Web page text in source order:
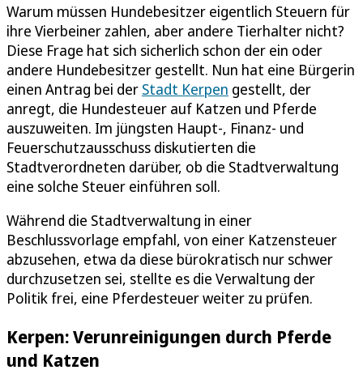
Warum müssen Hundebesitzer eigentlich Steuern für
ihre Vierbeiner zahlen, aber andere Tierhalter nicht?
Diese Frage hat sich sicherlich schon der ein oder
andere Hundebesitzer gestellt. Nun hat eine Bürgerin
einen Antrag bei der Stadt Kerpen gestellt, der
anregt, die Hundesteuer auf Katzen und Pferde
auszuweiten. Im jüngsten Haupt-, Finanz- und
Feuerschutzausschuss diskutierten die
Stadtverordneten darüber, ob die Stadtverwaltung
eine solche Steuer einführen soll.
Während die Stadtverwaltung in einer
Beschlussvorlage empfahl, von einer Katzensteuer
abzusehen, etwa da diese bürokratisch nur schwer
durchzusetzen sei, stellte es die Verwaltung der
Politik frei, eine Pferdesteuer weiter zu prüfen.
Kerpen: Verunreinigungen durch Pferde
und Katzen